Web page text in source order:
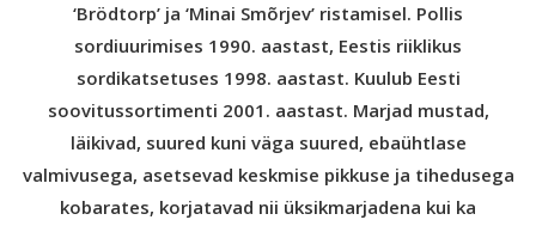
‘Brödtorp’ ja ‘Minai Smõrjev’ ristamisel. Pollis
sordiuurimises 1990. aastast, Eestis riiklikus
sordikatsetuses 1998. aastast. Kuulub Eesti
soovitussortimenti 2001. aastast. Marjad mustad,
läikivad, suured kuni väga suured, ebaühtlase
valmivusega, asetsevad keskmise pikkuse ja tihedusega
kobarates, korjatavad nii üksikmarjadena kui ka